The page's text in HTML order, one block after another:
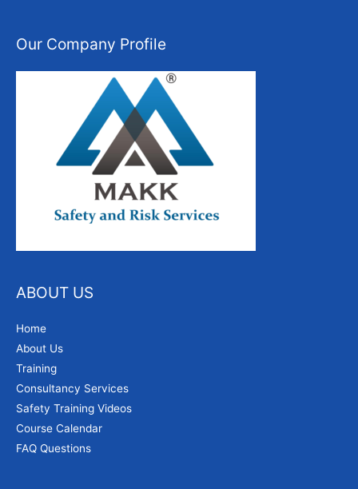
Our Company Profile
ABOUT US
Home
About Us
Training
Consultancy Services
Safety Training Videos
Course Calendar
FAQ Questions